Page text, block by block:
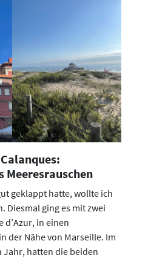
Meeresrauschen
geklappt hatte, wollte ich
Diesmal ging es mit zwei
d’Azur, in einen
der Nähe von Marseille. Im
Jahr, hatten die beiden